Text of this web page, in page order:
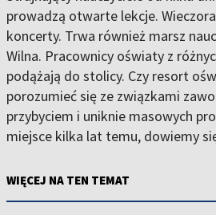
prowadzą otwarte lekcje.
koncerty. Trwa również marsz
Wilna. Pracownicy oświaty z
podążają do stolicy. Czy resort
porozumieć się ze związkami
przybyciem i uniknie masowych
miejsce kilka lat temu, dowiemy
WIĘCEJ NA TEN TEMAT